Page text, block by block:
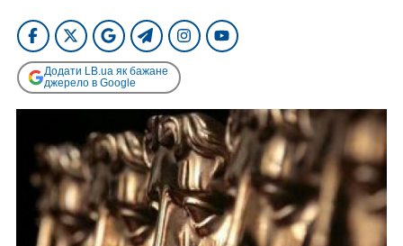
Додати LB.ua як бажане
джерело в Google